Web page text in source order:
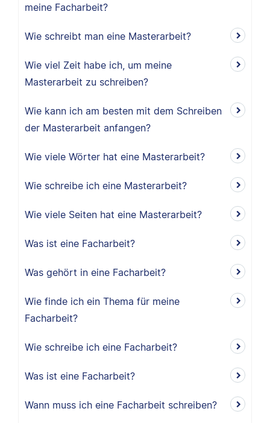
meine Facharbeit?
Wie schreibt man eine Masterarbeit?
Wie viel Zeit habe ich, um meine
Masterarbeit zu schreiben?
Wie kann ich am besten mit dem Schreiben
der Masterarbeit anfangen?
Wie viele Wörter hat eine Masterarbeit?
Wie schreibe ich eine Masterarbeit?
Wie viele Seiten hat eine Masterarbeit?
Was ist eine Facharbeit?
Was gehört in eine Facharbeit?
Wie finde ich ein Thema für meine
Facharbeit?
Wie schreibe ich eine Facharbeit?
Was ist eine Facharbeit?
Wann muss ich eine Facharbeit schreiben?